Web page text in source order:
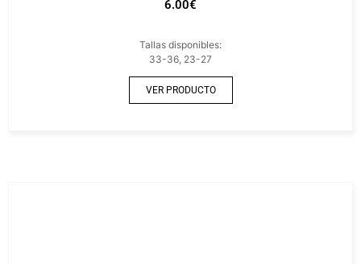
6.00€
Tallas disponibles:
33-36, 23-27
VER PRODUCTO